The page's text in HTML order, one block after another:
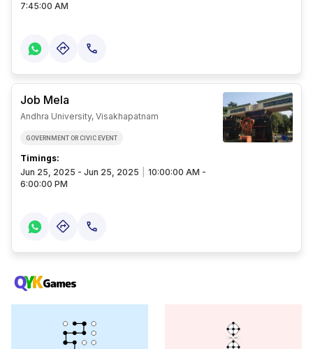
7:45:00 AM
Job Mela
Andhra University, Visakhapatnam
GOVERNMENT OR CIVIC EVENT
Timings:
Jun 25, 2025 - Jun 25, 2025
10:00:00 AM -
6:00:00 PM